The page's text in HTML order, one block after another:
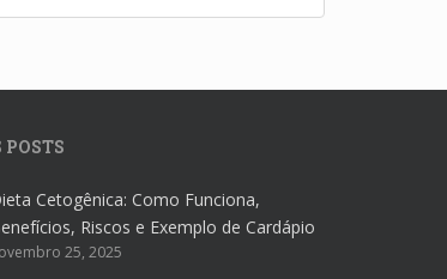
POSTS
Cetogênica: Como Funciona,
Riscos e Exemplo de Cardápio
25, 2025